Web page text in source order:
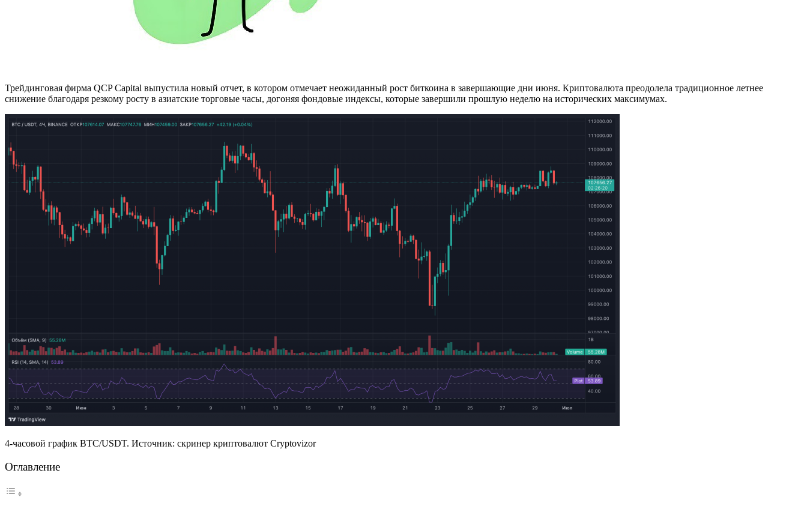
Трейдинговая фирма QCP Capital выпустила новый отчет, в котором отмечает неожиданный рост биткоина в завершающие дни июня. Криптовалюта преодолела традиционное летнее
снижение благодаря резкому росту в азиатские торговые часы, догоняя фондовые индексы, которые завершили прошлую неделю на исторических максимумах.
4-часовой график BTC/USDT. Источник: скринер криптовалют Cryptovizor
Оглавление